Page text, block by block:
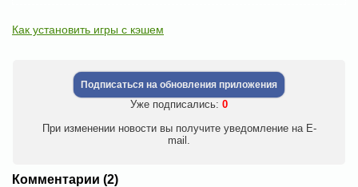
Как установить игры с кэшем
Подписаться на обновления приложения
Уже подписались: 0
При изменении новости вы получите уведомление на E-
mail.
Комментарии (2)